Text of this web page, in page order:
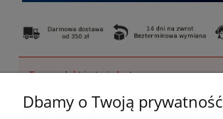
Ten produkt jest niedostępny.
Dbamy o Twoją prywatność